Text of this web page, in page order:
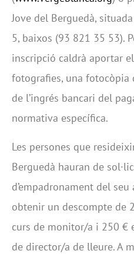
Jove del Berguedà,
5, baixos (93 821 35 53).
inscripció caldrà aportar
fotografies, una fotocòpia
de l’ingrés bancari del
normativa específica.
Les persones que
Berguedà hauran de
d’empadronament del
obtenir un descompte de
curs de monitor/a i 250 €
de director/a de lleure. A